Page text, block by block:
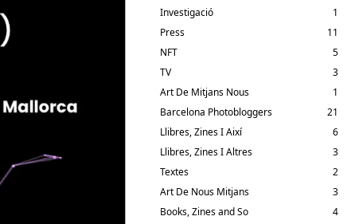
Investigació
1
Press
11
NFT
5
TV
3
Art De Mitjans Nous
1
Barcelona Photobloggers
21
Llibres, Zines I Així
6
Llibres, Zines I Altres
3
Textes
2
Art De Nous Mitjans
3
Books, Zines and So
4